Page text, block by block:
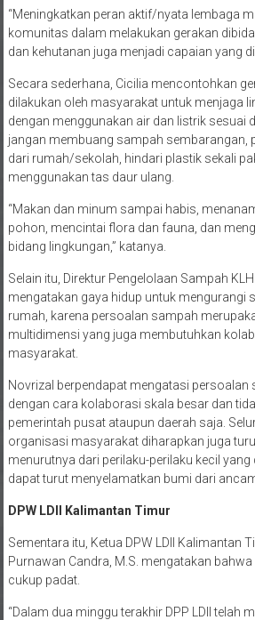
“Meningkatkan peran aktif/nyata lembaga
komunitas dalam melakukan gerakan
dan kehutanan juga menjadi capaian yang
Secara sederhana, Cicilia mencontohkan
dilakukan oleh masyarakat untuk menjaga
dengan menggunakan air dan listrik sesuai
jangan membuang sampah sembarangan,
dari rumah/sekolah, hindari plastik sekali
menggunakan tas daur ulang.
“Makan dan minum sampai habis,
pohon, mencintai flora dan fauna, dan
bidang lingkungan,” katanya.
Selain itu, Direktur Pengelolaan Sampah
mengatakan gaya hidup untuk mengurangi
rumah, karena persoalan sampah
multidimensi yang juga membutuhkan
masyarakat.
Novrizal berpendapat mengatasi persoalan
dengan cara kolaborasi skala besar dan
pemerintah pusat ataupun daerah saja.
organisasi masyarakat diharapkan juga
menurutnya dari perilaku-perilaku kecil
dapat turut menyelamatkan bumi dari
DPW LDII Kalimantan Timur
Sementara itu, Ketua DPW LDII Kalimantan
Purnawan Candra, M.S. mengatakan bahwa
cukup padat.
“Dalam dua minggu terakhir DPP LDII telah